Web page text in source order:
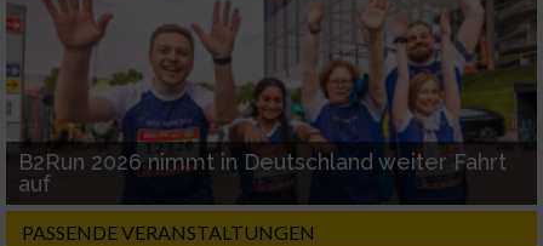
B2Run 2026 nimmt in Deutschland weiter Fahrt
auf
PASSENDE VERANSTALTUNGEN